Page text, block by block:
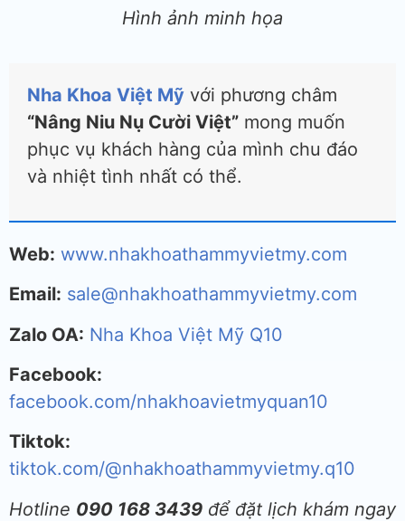
Hình ảnh minh họa
Nha Khoa Việt Mỹ với phương châm
“Nâng Niu Nụ Cười Việt” mong muốn
phục vụ khách hàng của mình chu đáo
và nhiệt tình nhất có thể.
Web: www.nhakhoathammyvietmy.com
Email: sale@nhakhoathammyvietmy.com
Zalo OA: Nha Khoa Việt Mỹ Q10
Facebook:
facebook.com/nhakhoavietmyquan10
Tiktok:
tiktok.com/@nhakhoathammyvietmy.q10
Hotline 090 168 3439 để đặt lịch khám ngay